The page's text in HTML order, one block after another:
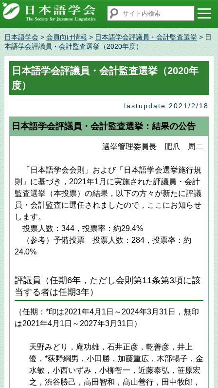
日本語学会> 会員向け情報> 日本語学会評議員・会計監査選挙> 日
本語学会評議員・会計監査選挙（2020年度）
日本語学会評議員・会計監査選挙（2020年
度）
lastupdate 2021/2/18
日本語学会評議員・会計監査選挙：結果の公告
選挙管理委員長 肥爪 周二
「日本語学会会則」および「日本語学会選挙施行規
則」に基づき，2021年1月に実施された評議員・会計
監査選挙（本投票）の結果，以下の方々が新たに評議
員・会計監査に選任されましたので，ここにお知らせ
します。
投票人数：344，投票率：約29.4%
（参考）予備投票 投票人数：284，投票率：約
24.0%
評議員（任期6年，ただし会則第11条第3項に該
当する者は任期3年）
（任期：*印は2021年4月1日～2024年3月31日，無印
は2021年4月1日～2027年3月31日）
天野みどり，庵功雄，石井正彦，乾善彦，井上
優，*荻野綱男，小田勝，加藤重広，木部暢子，金
水敏，小西いずみ，小柳智一，近藤泰弘，笹原宏
之，渋谷勝己，高田智和，髙山善行，田中牧郎，